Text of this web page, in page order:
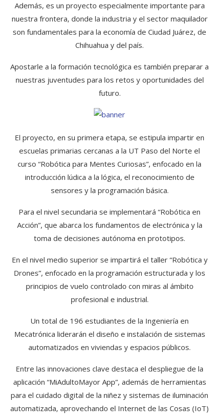
Además, es un proyecto especialmente importante para
nuestra frontera, donde la industria y el sector maquilador
son fundamentales para la economía de Ciudad Juárez, de
Chihuahua y del país.
Apostarle a la formación tecnológica es también preparar a
nuestras juventudes para los retos y oportunidades del
futuro.
El proyecto, en su primera etapa, se estipula impartir en
escuelas primarias cercanas a la UT Paso del Norte el
curso “Robótica para Mentes Curiosas”, enfocado en la
introducción lúdica a la lógica, el reconocimiento de
sensores y la programación básica.
Para el nivel secundaria se implementará “Robótica en
Acción”, que abarca los fundamentos de electrónica y la
toma de decisiones autónoma en prototipos.
En el nivel medio superior se impartirá el taller “Robótica y
Drones”, enfocado en la programación estructurada y los
principios de vuelo controlado con miras al ámbito
profesional e industrial.
Un total de 196 estudiantes de la Ingeniería en
Mecatrónica liderarán el diseño e instalación de sistemas
automatizados en viviendas y espacios públicos.
Entre las innovaciones clave destaca el despliegue de la
aplicación “MiAdultoMayor App”, además de herramientas
para el cuidado digital de la niñez y sistemas de iluminación
automatizada, aprovechando el Internet de las Cosas (IoT)